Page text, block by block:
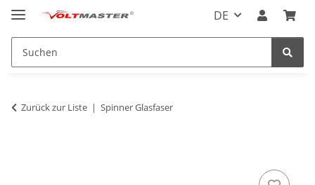
DE
Zurück zur Liste Spinner Glasfaser